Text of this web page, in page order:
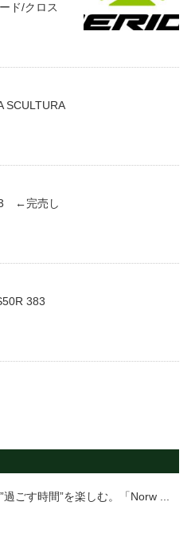
ド/クロス
SCULTURA
←完売し
383
ごす時間”を楽しむ。「Norw ...